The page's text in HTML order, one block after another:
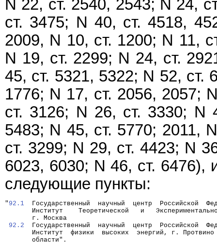
N 22, ст. 2540, 2543; N 24,
ст. 3475; N 40, ст. 4518,
2009, N 10, ст. 1200; N 11,
N 19, ст. 2299; N 24, ст.
45, ст. 5321, 5322; N 52, ст.
1776; N 17, ст. 2056, 2057;
ст. 3126; N 26, ст. 3330; N
5483; N 45, ст. 5770; 2011,
ст. 3299; N 29, ст. 4423; N
6023, 6030; N 46, ст. 6476),
следующие пункты:
" 92.1
Государственный  научный  центр  Российской
Институт    Теоретической   и
       г. Москва
92.2
Государственный  научный  центр  Российской
Институт  физики  высоких  энергий, г. Протвино
       области".